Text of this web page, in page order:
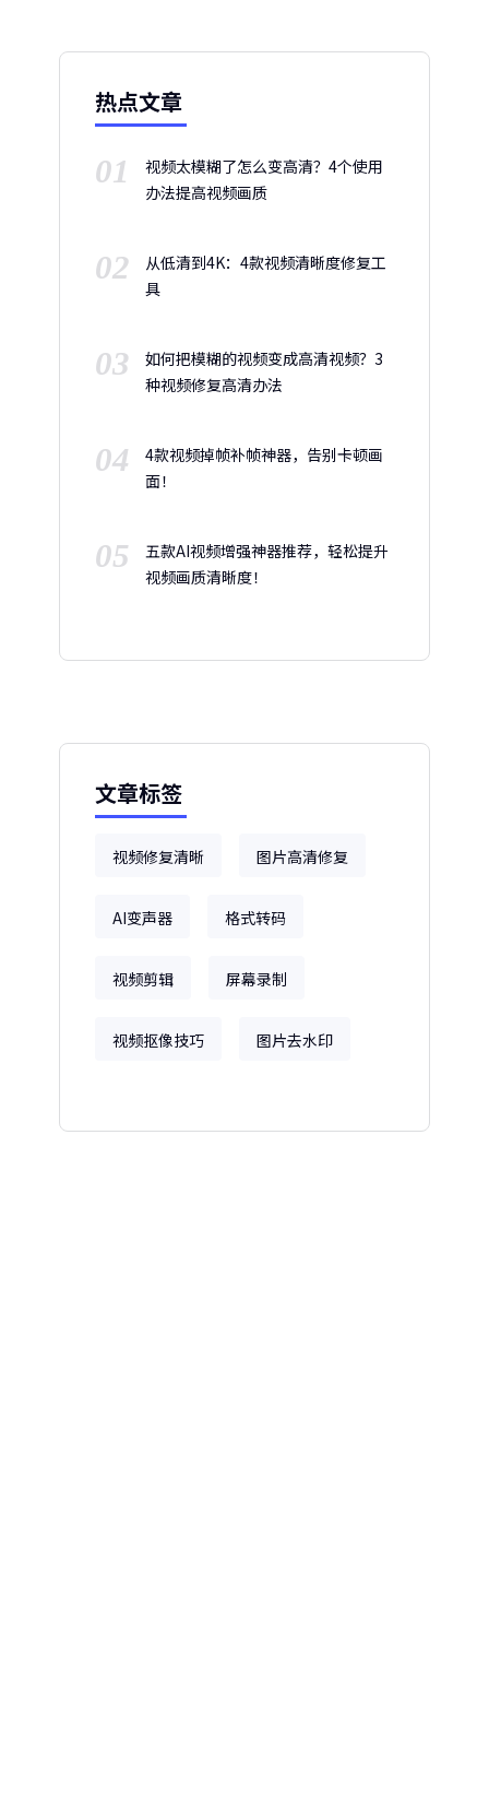
热点文章
01
视频太模糊了怎么变高清？4个使用
办法提高视频画质
02
从低清到4K：4款视频清晰度修复工
具
03
如何把模糊的视频变成高清视频？3
种视频修复高清办法
04
4款视频掉帧补帧神器，告别卡顿画
面！
05
五款AI视频增强神器推荐，轻松提升
视频画质清晰度！
文章标签
视频修复清晰 图片高清修复
AI变声器 格式转码
视频剪辑 屏幕录制
视频抠像技巧 图片去水印